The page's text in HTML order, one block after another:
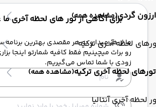
ارزون گردی(مشاهده همه)
لحظه آخری ترکیه
تورهای لحظه آخری ترکیه(مشاهده همه)
لحظه آخری آنتالیا
برای آگاهی از تور های لحظه آخری
ما از هر مبدا و به هر مقصدی بهترین برنامه
رو برات میچینیم فقط کافیه شمارتو اینجا
زودی با شما تماس می‌گیریم.